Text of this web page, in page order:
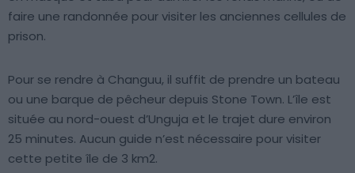
faire une randonnée pour visiter les anciennes cellules de
prison.
Pour se rendre à Changuu, il suffit de prendre un bateau
ou une barque de pêcheur depuis Stone Town. L’île est
située au nord-ouest d’Unguja et le trajet dure environ
25 minutes. Aucun guide n’est nécessaire pour visiter
cette petite île de 3 km2.